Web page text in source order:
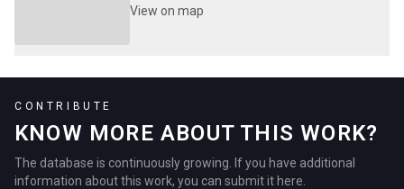
View on map
CONTRIBUTE
KNOW MORE ABOUT THIS WORK?
The database is continuously growing. If you have additional
information about this work, you can submit it here.